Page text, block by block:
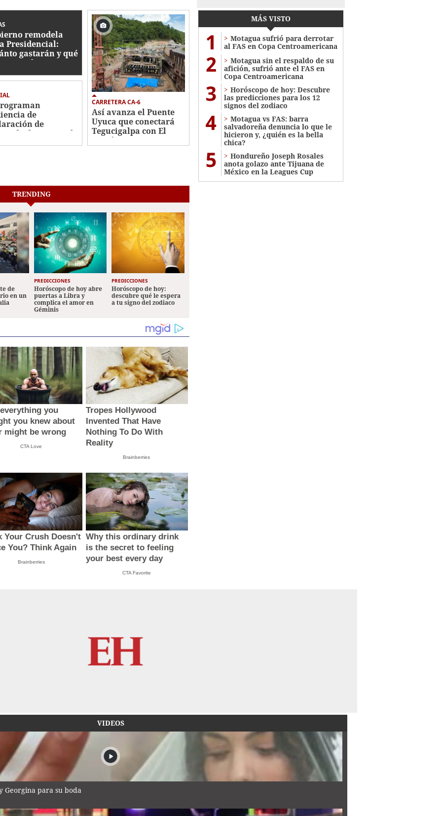
remodela
Presidencial:
gastarán y qué
se hacen?
de
de
de Roosevelt
CARRETERA CA-6
Así avanza el Puente
Uyuca que conectará
Tegucigalpa con El
Paraíso
MÁS VISTO
1
Motagua sufrió para derrotar
al FAS en Copa Centroamericana
2
Motagua sin el respaldo de su
afición, sufrió ante el FAS en
Copa Centroamericana
3
Horóscopo de hoy: Descubre
las predicciones para los 12
signos del zodiaco
4
Motagua vs FAS: barra
salvadoreña denuncia lo que le
hicieron y, ¿quién es la bella
chica?
5
Hondureño Joseph Rosales
anota golazo ante Tijuana de
México en la Leagues Cup
TRENDING
de
en un
PREDICCIONES
Horóscopo de hoy abre
puertas a Libra y
complica el amor en
Géminis
PREDICCIONES
Horóscopo de hoy:
descubre qué le espera
a tu signo del zodiaco
you
you knew about
might be wrong
CTA Love
Tropes Hollywood
Invented That Have
Nothing To Do With
Reality
Brainberries
Your Crush Doesn't
You? Think Again
Brainberries
Why this ordinary drink
is the secret to feeling
your best every day
CTA Favorite
VIDEOS
Georgina para su boda